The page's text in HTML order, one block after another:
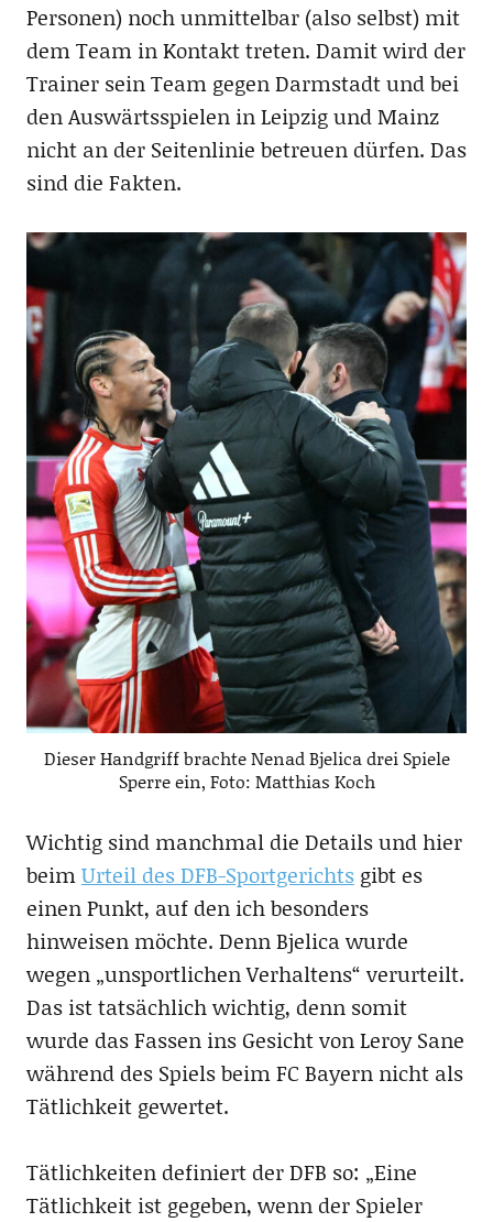
Personen) noch unmittelbar (also selbst) mit
dem Team in Kontakt treten. Damit wird der
Trainer sein Team gegen Darmstadt und bei
den Auswärtsspielen in Leipzig und Mainz
nicht an der Seitenlinie betreuen dürfen. Das
sind die Fakten.
Dieser Handgriff brachte Nenad Bjelica drei Spiele
Sperre ein, Foto: Matthias Koch
Wichtig sind manchmal die Details und hier
beimUrteil des DFB-Sportgerichtsgibt es
einen Punkt, auf den ich besonders
hinweisen möchte. Denn Bjelica wurde
wegen „unsportlichen Verhaltens“ verurteilt.
Das ist tatsächlich wichtig, denn somit
wurde das Fassen ins Gesicht von Leroy Sane
während des Spiels beim FC Bayern nicht als
Tätlichkeit gewertet.
Tätlichkeiten definiert der DFB so: „Eine
Tätlichkeit ist gegeben, wenn der Spieler